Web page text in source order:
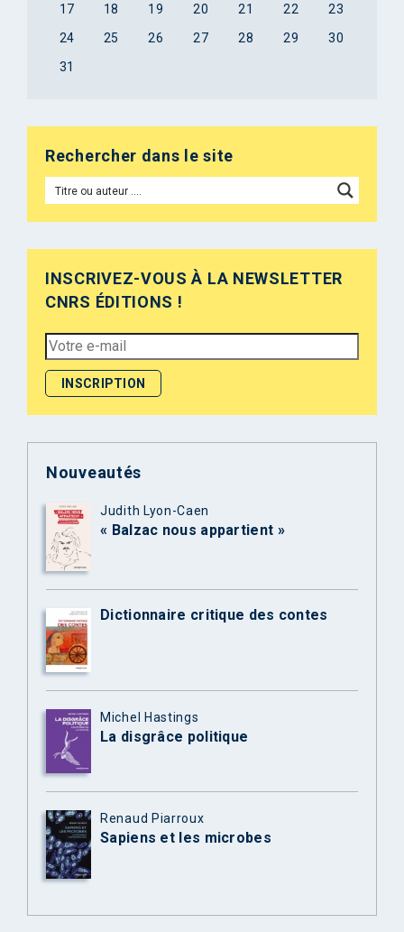
17
18 19 20 21 22
23
24
25 26 27 28 29
30
31
Rechercher dans le site
INSCRIVEZ-VOUS À LA NEWSLETTER
CNRS ÉDITIONS !
Nouveautés
Judith Lyon-Caen
« Balzac nous appartient »
Dictionnaire critique des contes
Michel Hastings
La disgrâce politique
Renaud Piarroux
Sapiens et les microbes